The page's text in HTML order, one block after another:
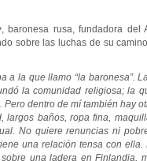
, baronesa rusa, fundadora del
sobre las luchas de su
a la que llamo “la baronesa”.
la comunidad religiosa; la
dentro de mí también hay
baños, ropa fina,
No quiere renuncias ni
una relación tensa con ella.
una ladera en Finlandia,